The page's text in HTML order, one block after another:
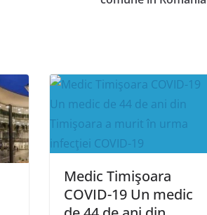
Medic Timişoara
COVID-19 Un medic